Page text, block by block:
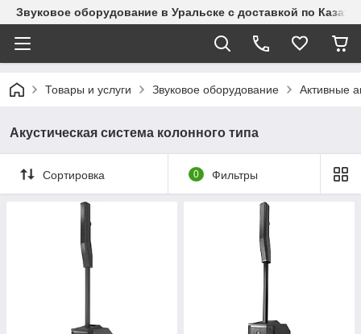
Звуковое оборудование в Уральске с доставкой по
Товары и услуги Звуковое оборудование Активные
Акустическая система колонного типа
Сортировка 0 Фильтры